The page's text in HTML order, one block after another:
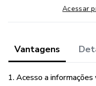
Acessar
Vantagens
1. Acesso a